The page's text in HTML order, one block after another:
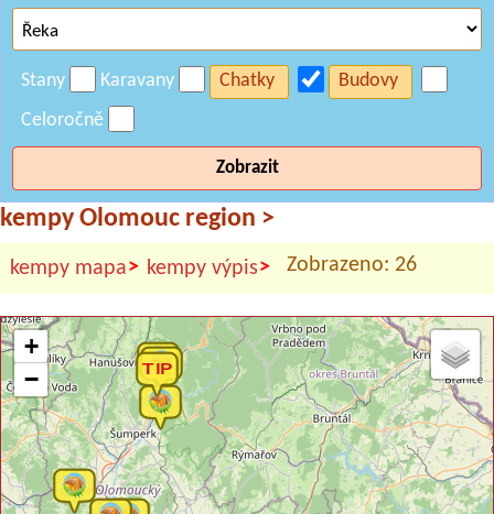
Stany Karavany Chatky
Budovy
Celoročně
Zobrazit
kempy Olomouc region >
kempy mapa> kempy výpis> Zobrazeno: 26
+
−